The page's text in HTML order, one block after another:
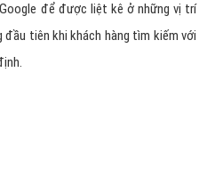
để được liệt kê ở những vị trí
tiên khi khách hàng tìm kiếm với